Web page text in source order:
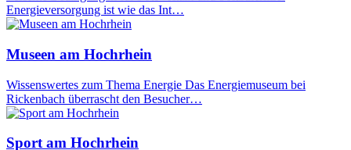
Energieversorgung ist wie das Int…
Museen am Hochrhein
Wissenswertes zum Thema Energie Das Energiemuseum bei
Rickenbach überrascht den Besucher…
Sport am Hochrhein